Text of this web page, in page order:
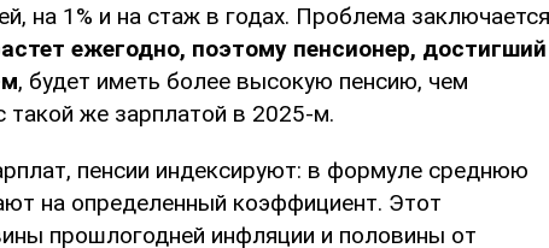
на 1% и на стаж в годах. Проблема заключается
ежегодно, поэтому пенсионер, достигший
, будет иметь более высокую пенсию, чем
такой же зарплатой в 2025-м.
пенсии индексируют: в формуле среднюю
на определенный коэффициент. Этот
прошлогодней инфляции и половины от